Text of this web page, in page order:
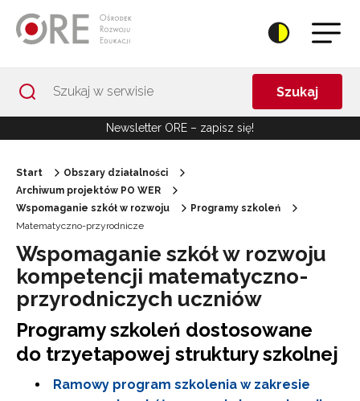
Szukaj
Newsletter ORE – zapisz się!
Start
Obszary działalności
Archiwum projektów PO WER
Wspomaganie szkół w rozwoju
Programy szkoleń
Matematyczno-przyrodnicze
Wspomaganie szkół w rozwoju
kompetencji matematyczno-
przyrodniczych uczniów
Programy szkoleń dostosowane
do trzyetapowej struktury szkolnej
Ramowy program szkolenia w zakresie